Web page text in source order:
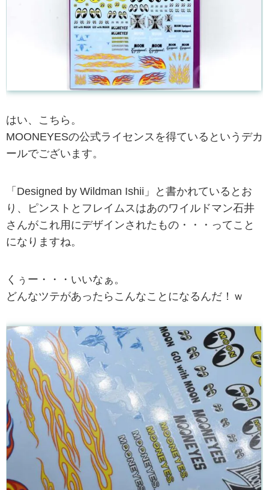
はい、こちら。
MOONEYESの公式ライセンスを得ているというデカ
ールでございます。
「Designed by Wildman Ishii」と書かれているとお
り、ピンストとフレイムスはあのワイルドマン石井
さんがこれ用にデザインされたもの・・・ってこと
になりますね。
くぅー・・・いいなぁ。
どんなツテがあったらこんなことになるんだ！ｗ